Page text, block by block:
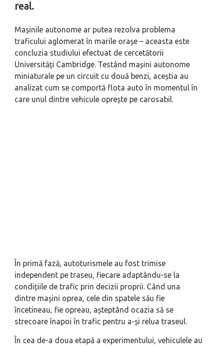
real.
Mașinile autonome ar putea rezolva problema
traficului aglomerat în marile orașe – aceasta este
concluzia studiului efectuat de cercetătorii
Universități Cambridge. Testând mașini autonome
miniaturale pe un circuit cu două benzi, aceștia au
analizat cum se comportă flota auto în momentul în
care unul dintre vehicule oprește pe carosabil.
În primă fază, autoturismele au fost trimise
independent pe traseu, fiecare adaptându-se la
condițiile de trafic prin decizii proprii. Când una
dintre mașini oprea, cele din spatele său fie
încetineau, fie opreau, așteptând ocazia să se
strecoare înapoi în trafic pentru a-și relua traseul.
În cea de-a doua etapă a experimentului, vehiculele au